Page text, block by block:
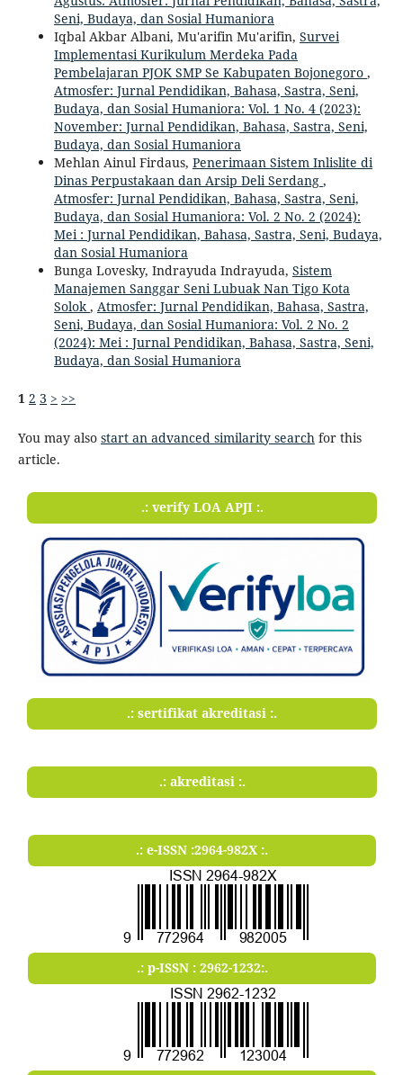
Seni, Budaya, dan Sosial Humaniora
Iqbal Akbar Albani, Mu'arifin Mu'arifin, Survei
Implementasi Kurikulum Merdeka Pada
Pembelajaran PJOK SMP Se Kabupaten Bojonegoro ,
Atmosfer: Jurnal Pendidikan, Bahasa, Sastra, Seni,
Budaya, dan Sosial Humaniora: Vol. 1 No. 4 (2023):
November: Jurnal Pendidikan, Bahasa, Sastra, Seni,
Budaya, dan Sosial Humaniora
Mehlan Ainul Firdaus, Penerimaan Sistem Inlislite di
Dinas Perpustakaan dan Arsip Deli Serdang ,
Atmosfer: Jurnal Pendidikan, Bahasa, Sastra, Seni,
Budaya, dan Sosial Humaniora: Vol. 2 No. 2 (2024):
Mei : Jurnal Pendidikan, Bahasa, Sastra, Seni, Budaya,
dan Sosial Humaniora
Bunga Lovesky, Indrayuda Indrayuda, Sistem
Manajemen Sanggar Seni Lubuak Nan Tigo Kota
Solok , Atmosfer: Jurnal Pendidikan, Bahasa, Sastra,
Seni, Budaya, dan Sosial Humaniora: Vol. 2 No. 2
(2024): Mei : Jurnal Pendidikan, Bahasa, Sastra, Seni,
Budaya, dan Sosial Humaniora
1 2 3 > >>
You may also start an advanced similarity search for this
article.
.: verify LOA APJI :.
.: sertifikat akreditasi :.
.: akreditasi :.
.: e-ISSN :2964-982X :.
.: p-ISSN : 2962-1232:.